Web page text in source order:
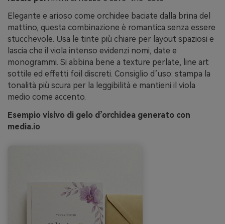
Elegante e arioso come orchidee baciate dalla brina del
mattino, questa combinazione è romantica senza essere
stucchevole. Usa le tinte più chiare per layout spaziosi e
lascia che il viola intenso evidenzi nomi, date e
monogrammi. Si abbina bene a texture perlate, line art
sottile ed effetti foil discreti. Consiglio d’uso: stampa la
tonalità più scura per la leggibilità e mantieni il viola
medio come accento.
Esempio visivo di gelo d’orchidea generato con
media.io